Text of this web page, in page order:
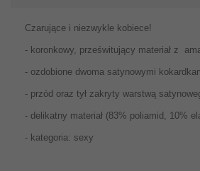
Czarujące i niezwykle kobiece!
- koronkowy, prześwitujący materiał z
- ozdobione dwoma satynowymi
- przód oraz tył zakryty warstwą
- delikatny materiał (83% poliamid, 10%
- kategoria: sexy